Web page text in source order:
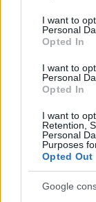
I want to
Personal
Opted In
I want to
Personal
Opted In
I want to
Retention,
Personal
Purposes
Opted Out
Google
ottimismo”
migliore per
climatico ma
che abbiamo
Abbiamo
abbiamo
ora vengono
giurisdizioni.